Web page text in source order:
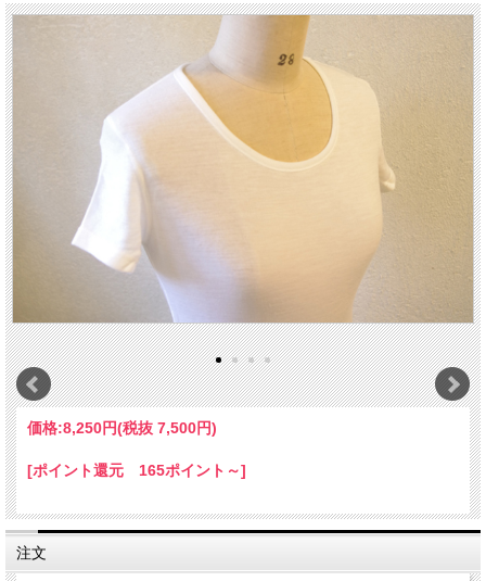
価格:8,250円(税抜 7,500円)
[ポイント還元 165ポイント～]
注文